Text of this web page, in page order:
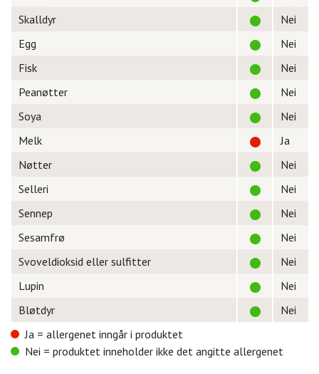
Skalldyr
Nei
Egg
Nei
Fisk
Nei
Peanøtter
Nei
Soya
Nei
Melk
Ja
Nøtter
Nei
Selleri
Nei
Sennep
Nei
Sesamfrø
Nei
Svoveldioksid eller sulfitter
Nei
Lupin
Nei
Bløtdyr
Nei
Ja = allergenet inngår i produktet
Nei = produktet inneholder ikke det angitte allergenet